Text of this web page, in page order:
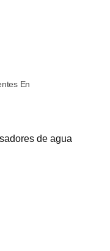
En